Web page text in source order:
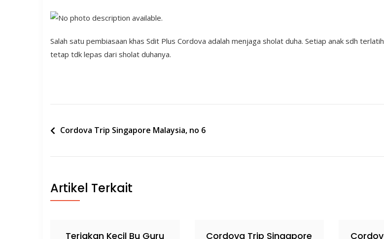
Salah satu pembiasaan khas Sdit Plus Cordova adalah menjaga sholat duha. Setiap anak sdh
tetap tdk lepas dari sholat duhanya.
Post
Cordova Trip Singapore Malaysia, no 6
Artikel Terkait
Teriakan Kecil Bu Guru Cordova Trip Singapore